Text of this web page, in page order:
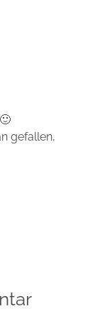
gefallen,